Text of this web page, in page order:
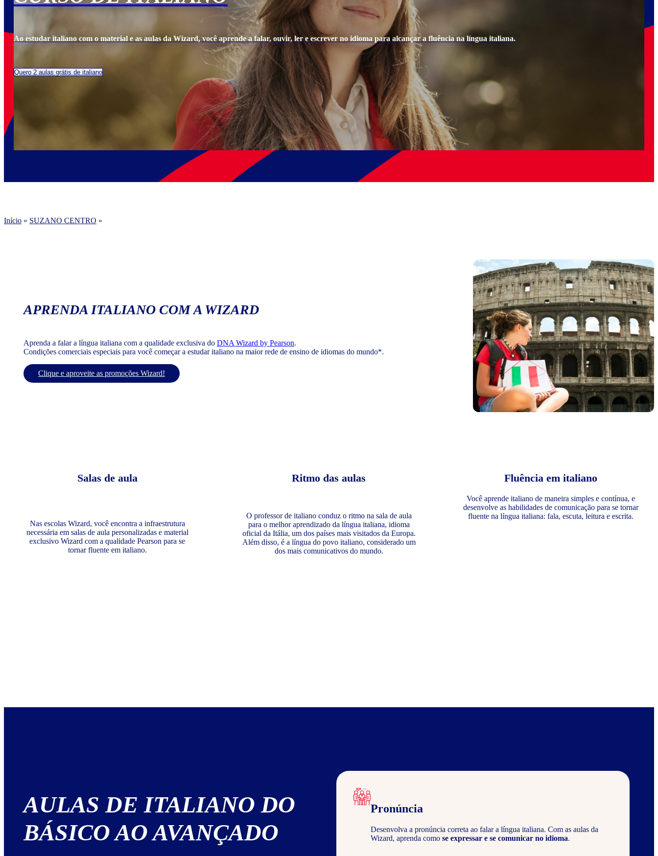
Ao estudar italiano com o material e as aulas da Wizard, você aprende a falar, ouvir, ler e escrever no idioma para alcançar a fluência na língua italiana.
Quero 2 aulas grátis de italiano
Início » SUZANO CENTRO »
APRENDA ITALIANO COM A WIZARD
Aprenda a falar a língua italiana com a qualidade exclusiva do DNA Wizard by Pearson.
Condições comerciais especiais para você começar a estudar italiano na maior rede de ensino de idiomas do mundo*.
Clique e aproveite as promoções Wizard!
Salas de aula
Nas escolas Wizard, você encontra a infraestrutura
necessária em salas de aula personalizadas e material
exclusivo Wizard com a qualidade Pearson para se
tornar fluente em italiano.
Ritmo das aulas
O professor de italiano conduz o ritmo na sala de aula
para o melhor aprendizado da língua italiana, idioma
oficial da Itália, um dos países mais visitados da Europa.
Além disso, é a língua do povo italiano, considerado um
dos mais comunicativos do mundo.
Fluência em italiano
Você aprende italiano de maneira simples e contínua, e
desenvolve as habilidades de comunicação para se tornar
fluente na língua italiana: fala, escuta, leitura e escrita.
AULAS DE ITALIANO DO
BÁSICO AO AVANÇADO
Pronúncia
Desenvolva a pronúncia correta ao falar a língua italiana. Com as aulas da
Wizard, aprenda como se expressar e se comunicar no idioma.